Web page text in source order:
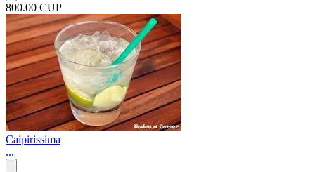
800.00 CUP
Caipirissima
...